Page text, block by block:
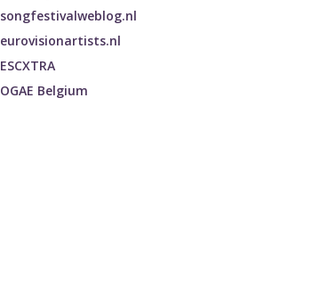
songfestivalweblog.nl
eurovisionartists.nl
ESCXTRA
OGAE Belgium